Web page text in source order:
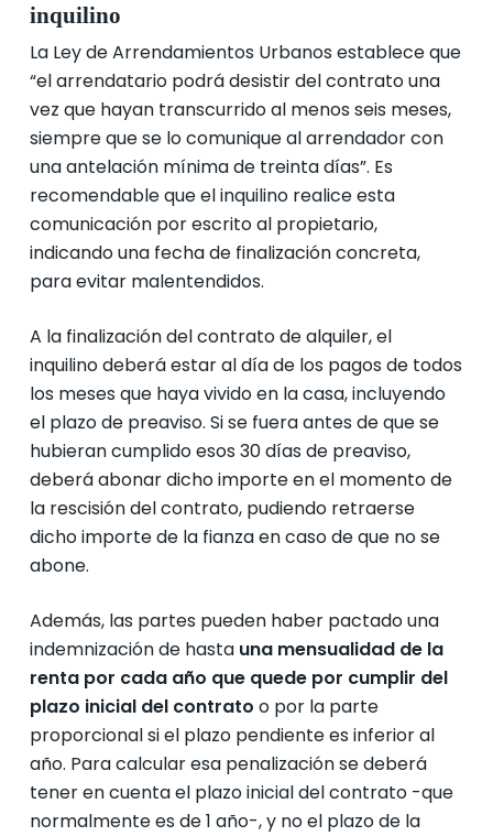
inquilino
La Ley de Arrendamientos Urbanos establece que
“el arrendatario podrá desistir del contrato una
vez que hayan transcurrido al menos seis meses,
siempre que se lo comunique al arrendador con
una antelación mínima de treinta días”. Es
recomendable que el inquilino realice esta
comunicación por escrito al propietario,
indicando una fecha de finalización concreta,
para evitar malentendidos.
A la finalización del contrato de alquiler, el
inquilino deberá estar al día de los pagos de todos
los meses que haya vivido en la casa, incluyendo
el plazo de preaviso. Si se fuera antes de que se
hubieran cumplido esos 30 días de preaviso,
deberá abonar dicho importe en el momento de
la rescisión del contrato, pudiendo retraerse
dicho importe de la fianza en caso de que no se
abone.
Además, las partes pueden haber pactado una
indemnización de hasta una mensualidad de la
renta por cada año que quede por cumplir del
plazo inicial del contrato o por la parte
proporcional si el plazo pendiente es inferior al
año. Para calcular esa penalización se deberá
tener en cuenta el plazo inicial del contrato -que
normalmente es de 1 año-, y no el plazo de la